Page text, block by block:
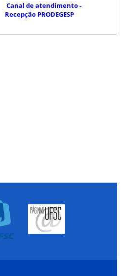
Canal de atendimento -
Recepção PRODEGESP